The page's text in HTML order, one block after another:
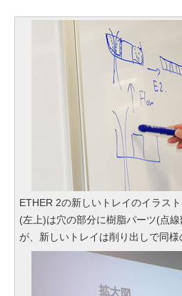
ETHER 2の新しいトレイのイラス
(左上)は穴の部分に樹脂パーツ(点
が、新しいトレイは削り出しで同様